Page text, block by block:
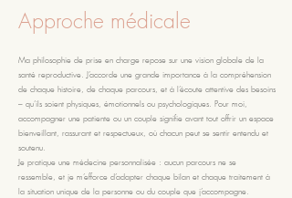
Approche médicale
Ma philosophie de prise en charge repose sur une vision globale de la
santé reproductive. J’accorde une grande importance à la compréhension
de chaque histoire, de chaque parcours, et à l’écoute attentive des besoins
– qu’ils soient physiques, émotionnels ou psychologiques. Pour moi,
accompagner une patiente ou un couple signifie avant tout offrir un espace
bienveillant, rassurant et respectueux, où chacun peut se sentir entendu et
soutenu.
Je pratique une médecine personnalisée : aucun parcours ne se
ressemble, et je m’efforce d’adapter chaque bilan et chaque traitement à
la situation unique de la personne ou du couple que j’accompagne.